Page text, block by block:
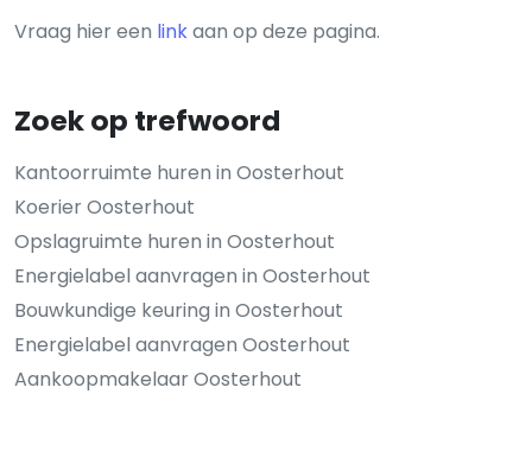
Vraag hier een linkaan op deze pagina.
Zoek op trefwoord
Kantoorruimte huren in Oosterhout
Koerier Oosterhout
Opslagruimte huren in Oosterhout
Energielabel aanvragen in Oosterhout
Bouwkundige keuring in Oosterhout
Energielabel aanvragen Oosterhout
Aankoopmakelaar Oosterhout